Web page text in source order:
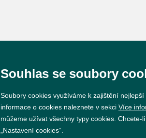
Souhlas se soubory
Soubory cookies využíváme k zajištění
informace o cookies naleznete v sekci Více
můžeme užívat všechny typy cookies.
„Nastavení cookies“.